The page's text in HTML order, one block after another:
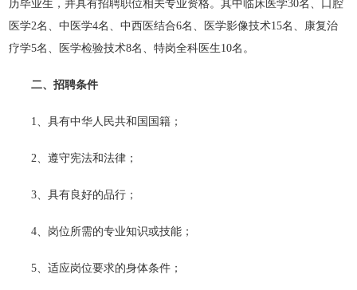
历毕业生，并具有招聘职位相关专业资格。其中临床医学30名、口腔
医学2名、中医学4名、中西医结合6名、医学影像技术15名、康复治
疗学5名、医学检验技术8名、特岗全科医生10名。
二、招聘条件
1、具有中华人民共和国国籍；
2、遵守宪法和法律；
3、具有良好的品行；
4、岗位所需的专业知识或技能；
5、适应岗位要求的身体条件；